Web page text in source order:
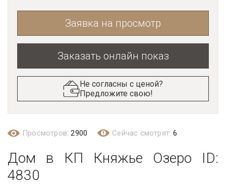
Заявка на просмотр
Заказать онлайн показ
Не согласны с ценой?
Предложите свою!
Просмотров:2900 Сейчас смотрят:6
Дом в КП Княжье Озеро ID:
4830